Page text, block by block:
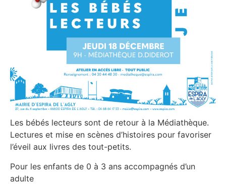
Les bébés lecteurs sont de retour à la Médiathèque.
Lectures et mise en scènes d’histoires pour favoriser
l’éveil aux livres des tout-petits.
Pour les enfants de 0 à 3 ans accompagnés d’un
adulte